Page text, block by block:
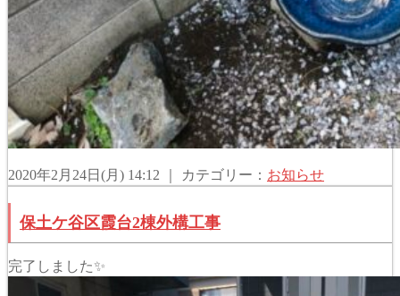
2020年2月24日(月) 14:12 ｜ カテゴリー： お知らせ
保土ケ谷区霞台2棟外構工事
完了しました✨